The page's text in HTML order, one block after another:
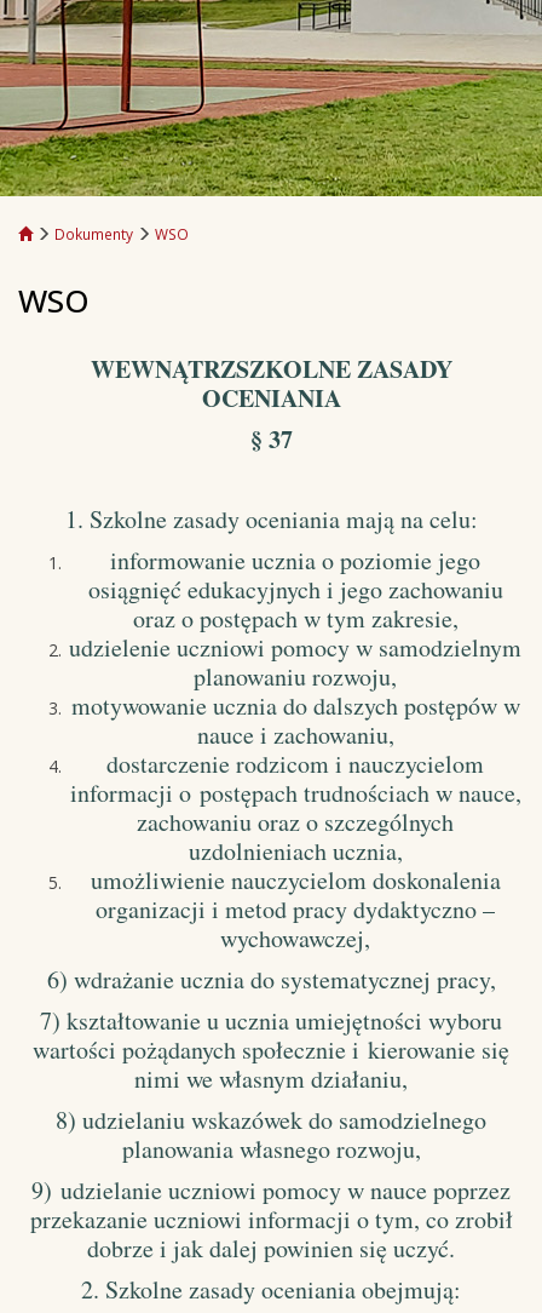
Dokumenty WSO
WSO
WEWNĄTRZSZKOLNE ZASADY
OCENIANIA
§ 37
1. Szkolne zasady oceniania mają na celu:
informowanie ucznia o poziomie jego
osiągnięć edukacyjnych i jego zachowaniu
oraz o postępach w tym zakresie,
udzielenie uczniowi pomocy w samodzielnym
planowaniu rozwoju,
motywowanie ucznia do dalszych postępów w
nauce i zachowaniu,
dostarczenie rodzicom i nauczycielom
informacji o postępach trudnościach w nauce,
zachowaniu oraz o szczególnych
uzdolnieniach ucznia,
umożliwienie nauczycielom doskonalenia
organizacji i metod pracy dydaktyczno –
wychowawczej,
6) wdrażanie ucznia do systematycznej pracy,
7) kształtowanie u ucznia umiejętności wyboru
wartości pożądanych społecznie i kierowanie się
nimi we własnym działaniu,
8) udzielaniu wskazówek do samodzielnego
planowania własnego rozwoju,
9) udzielanie uczniowi pomocy w nauce poprzez
przekazanie uczniowi informacji o tym, co zrobił
dobrze i jak dalej powinien się uczyć.
2. Szkolne zasady oceniania obejmują: